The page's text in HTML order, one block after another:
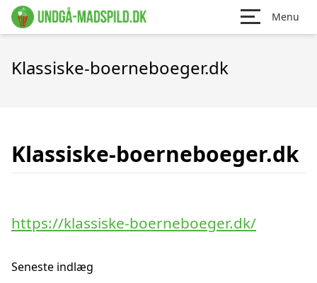
Menu
Klassiske-boerneboeger.dk
Klassiske-boerneboeger.dk
https://klassiske-boerneboeger.dk/
Seneste indlæg